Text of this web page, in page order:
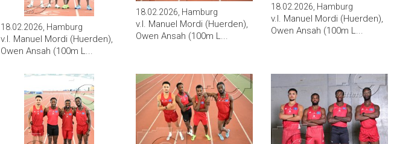
18.02.2026, Hamburg
v.l. Manuel Mordi (Huerden),
Owen Ansah (100m L...
18.02.2026, Hamburg
v.l. Manuel Mordi (Huerden),
Owen Ansah (100m L...
18.02.2026, Hamburg
v.l. Manuel Mordi (Huerden),
Owen Ansah (100m L...